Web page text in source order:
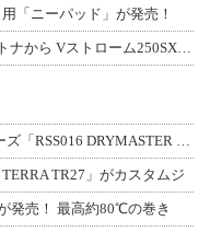
「ニーパッド」が発売！
TR27」がカスタムジ
発売！ 最高約80℃の巻き